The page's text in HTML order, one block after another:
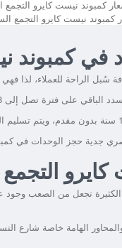
كمبوند نيست كايرو التجمع
في
سُبل الراحة للعملاء، لذا
الكثيرة تجعل من الصعب وجود
الهامة خاصة شارع